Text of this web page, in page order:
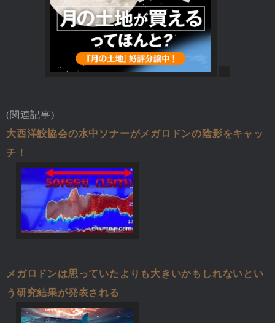
(関連記事)
大西洋鮫協会の水中ソナーがメガロドンの陰影をキャッ
チ！
メガロドンは思っていたよりも大きいかもしれないとい
う研究結果が発表される